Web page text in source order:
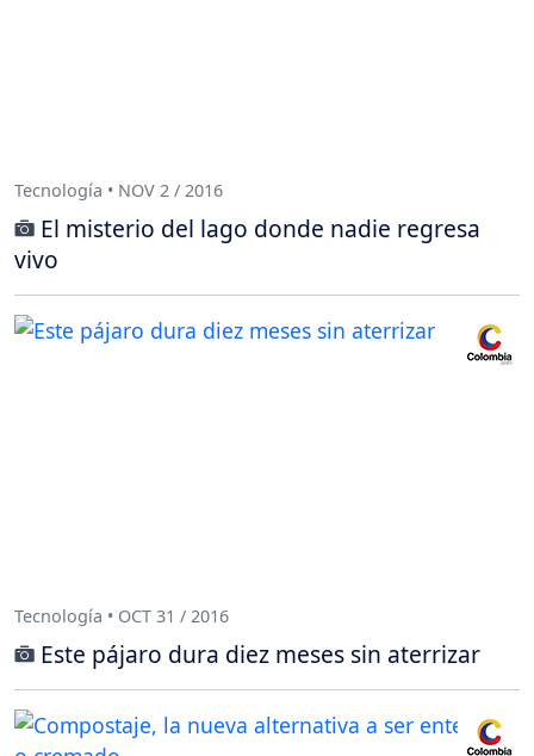
Tecnología • NOV 2 / 2016
El misterio del lago donde nadie regresa
vivo
Tecnología • OCT 31 / 2016
Este pájaro dura diez meses sin aterrizar